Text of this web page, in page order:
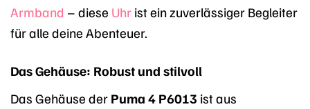
Armband – diese Uhr ist ein zuverlässiger Begleiter
für alle deine Abenteuer.
Das Gehäuse: Robust und stilvoll
Das Gehäuse der Puma 4 P6013 ist aus